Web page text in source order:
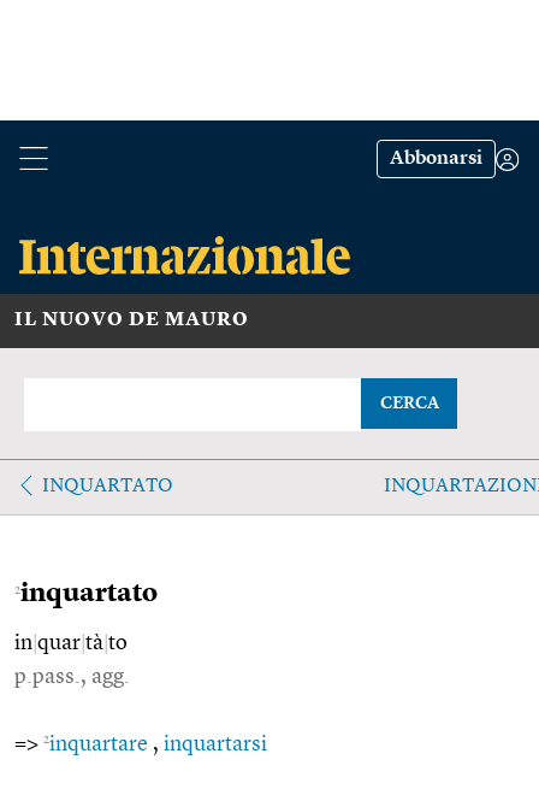
Abbonarsi
IL NUOVO DE MAURO
CERCA
INQUARTATO
2inquartato
in quar tà to
p.pass., agg.
=> 2inquartare , inquartarsi